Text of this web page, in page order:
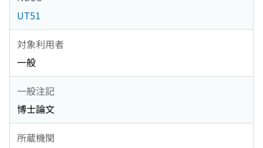
UT51
対象利用者
一般
一般注記
博士論文
所蔵機関